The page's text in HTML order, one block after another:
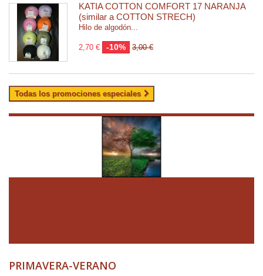
KATIA COTTON COMFORT 17 NARANJA
(similar a COTTON STRECH)
Hilo de algodón...
2,70 € -10% 3,00 €
Todas los promociones especiales
PRIMAVERA-VERANO